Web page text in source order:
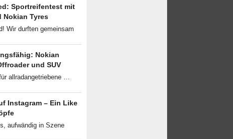
Sportreifentest mit
Nokian Tyres
Wir durften gemeinsam
Nokian
und SUV
allradangetriebene …
Instagram – Ein Like
aufwändig in Szene